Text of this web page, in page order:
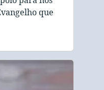
que